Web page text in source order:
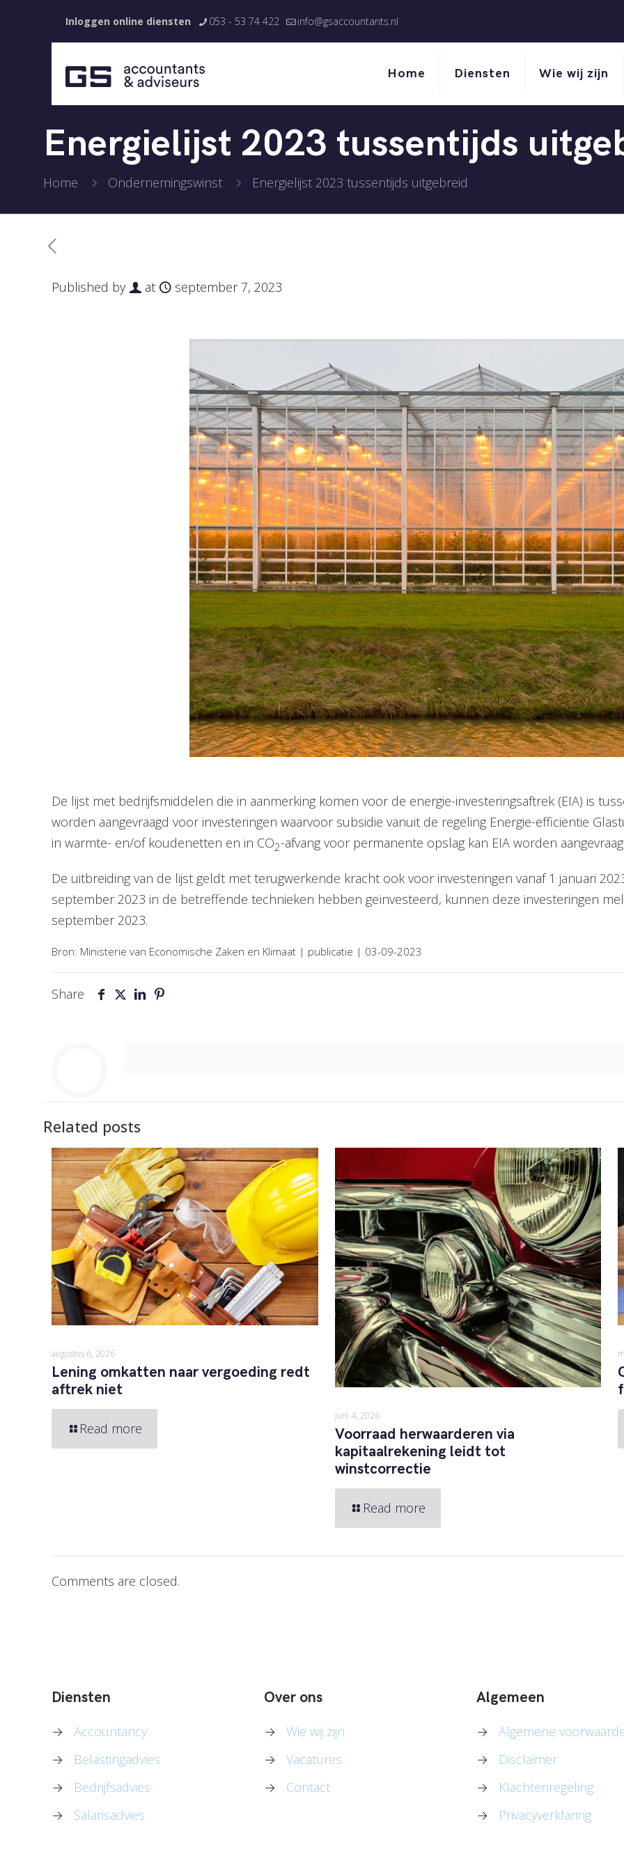
Inloggen online diensten 053 - 53 74 422 info@gsaccountants.nl
Home Diensten Wie wij zijn
Energielijst 2023 tussentijds
Home Ondernemingswinst Energielijst 2023 tussentijds uitgebreid
Published by at september 7, 2023
De lijst met bedrijfsmiddelen die in aanmerking komen voor de energie-investeringsaftrek (EIA) is
worden aangevraagd voor investeringen waarvoor subsidie vanuit de regeling Energie-efficiëntie
in warmte- en/of koudenetten en in CO2-afvang voor permanente opslag kan EIA worden
De uitbreiding van de lijst geldt met terugwerkende kracht ook voor investeringen vanaf 1 januari
september 2023 in de betreffende technieken hebben geïnvesteerd, kunnen deze investeringen
september 2023.
Bron: Ministerie van Economische Zaken en Klimaat | publicatie | 03-09-2023
Share
Related posts
augustus 6, 2026
Lening omkatten naar vergoeding redt
aftrek niet
Read more
juni 4, 2026
Voorraad herwaarderen via
kapitaalrekening leidt tot
winstcorrectie
Read more
Comments are closed.
Diensten
→
Accountancy
→
Belastingadvies
→
Bedrijfsadvies
→
Salarisadvies
Over ons
→
Wie wij zijn
→
Vacatures
→
Contact
Algemeen
→
Algemene
→
Disclaimer
→
Klachtenregeling
→
Privacyverklaring